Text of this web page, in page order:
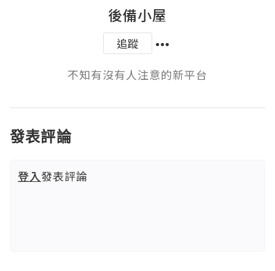
後備小屋
追蹤
不知有沒有人注意的新平台
發表評論
登入發表評論